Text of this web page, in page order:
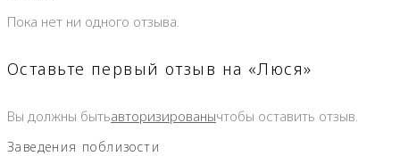
Пока нет ни одного отзыва.
Оставьте первый отзыв на «Люся»
Вы должны бытьавторизированычтобы оставить отзыв.
Заведения поблизости